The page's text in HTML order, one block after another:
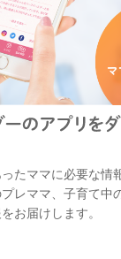
たママに必要な情
レママ、子育て中
お届けします。